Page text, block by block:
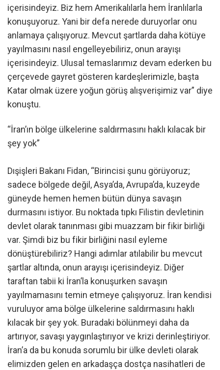
içerisindeyiz. Biz hem Amerikalılarla hem İranlılarla
konuşuyoruz. Yani bir defa nerede duruyorlar onu
anlamaya çalışıyoruz. Mevcut şartlarda daha kötüye
yayılmasını nasıl engelleyebiliriz, onun arayışı
içerisindeyiz. Ulusal temaslarımız devam ederken bu
çerçevede gayret gösteren kardeşlerimizle, başta
Katar olmak üzere yoğun görüş alışverişimiz var” diye
konuştu.
“İran’ın bölge ülkelerine saldırmasını haklı kılacak bir
şey yok”
Dışişleri Bakanı Fidan, “Birincisi şunu görüyoruz;
sadece bölgede değil, Asya’da, Avrupa’da, kuzeyde
güneyde hemen hemen bütün dünya savaşın
durmasını istiyor. Bu noktada tıpkı Filistin devletinin
devlet olarak tanınması gibi muazzam bir fikir birliği
var. Şimdi biz bu fikir birliğini nasıl eyleme
dönüştürebiliriz? Hangi adımlar atılabilir bu mevcut
şartlar altında, onun arayışı içerisindeyiz. Diğer
taraftan tabii ki İran’la konuşurken savaşın
yayılmamasını temin etmeye çalışıyoruz. İran kendisi
vuruluyor ama bölge ülkelerine saldırmasını haklı
kılacak bir şey yok. Buradaki bölünmeyi daha da
artırıyor, savaşı yaygınlaştırıyor ve krizi derinleştiriyor.
İran’a da bu konuda sorumlu bir ülke devleti olarak
elimizden gelen en arkadaşça dostça nasihatleri de